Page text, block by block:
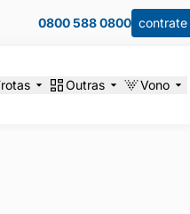
0800 588 0800 contrate
Outras Vono